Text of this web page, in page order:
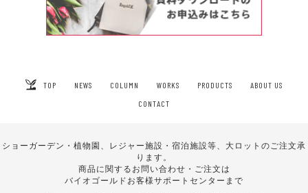
きた。
の結果、株が充実し秋にも返り咲
TOP NEWS COLUMN WORKS PRODUCTS
ABOUT US
CONTACT
ショーガーデン・植物園、レジャー施設・宿泊施設等、大ロットのご注文承
ります。
商品に関するお問い合わせ・ご注文は
バイオゴールドお客様サポートセンターまで